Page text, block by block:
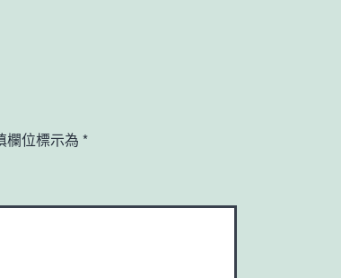
欄位標示為 *